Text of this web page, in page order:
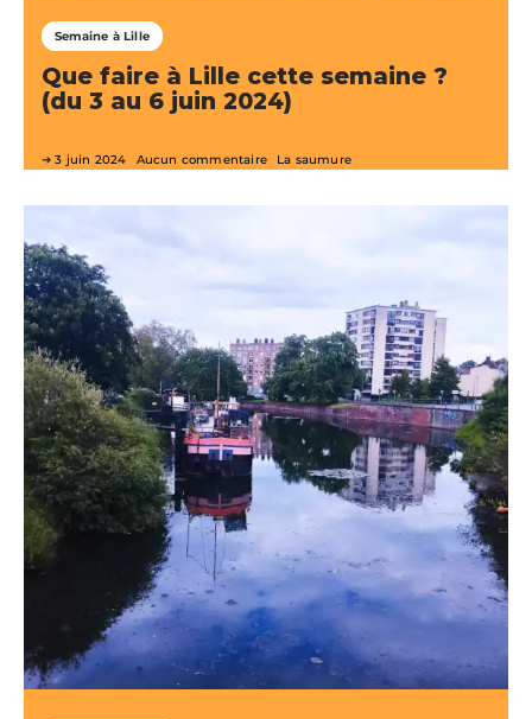
Semaine à Lille
Que faire à Lille cette semaine ?
(du 3 au 6 juin 2024)
3 juin 2024 Aucun commentaire La saumure